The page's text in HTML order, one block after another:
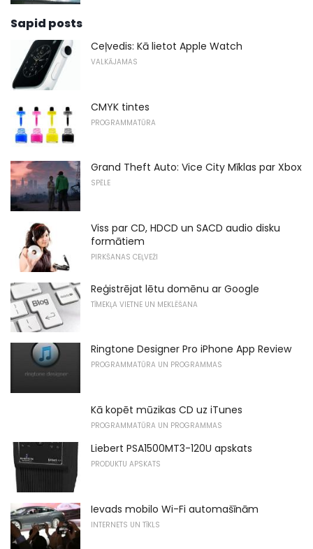
Sapid posts
Ceļvedis: Kā lietot Apple Watch
VALKĀJAMAS
CMYK tintes
PROGRAMMATŪRA
Grand Theft Auto: Vice City Mīklas par Xbox
SPĒLE
Viss par CD, HDCD un SACD audio disku
formātiem
PIRKŠANAS CEĻVEŽI
Reģistrējat lētu domēnu ar Google
TĪMEKĻA VIETNE UN MEKLĒŠANA
Ringtone Designer Pro iPhone App Review
PROGRAMMATŪRA UN PROGRAMMAS
Kā kopēt mūzikas CD uz iTunes
PROGRAMMATŪRA UN PROGRAMMAS
Liebert PSA1500MT3-120U apskats
PRODUKTU APSKATS
Ievads mobilo Wi-Fi automašīnām
INTERNETS UN TĪKLS